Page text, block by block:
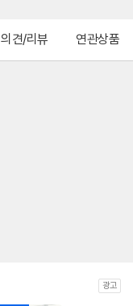
의견/리뷰 연관상품
광고